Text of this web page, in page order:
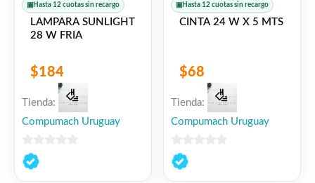
▣ Hasta 12 cuotas sin recargo
LAMPARA SUNLIGHT
28 W FRIA
$184
Tienda:
Compumach Uruguay
0
de
▣ Hasta 12 cuotas sin recargo
CINTA 24 W X 5 MTS
$68
Tienda:
Compumach Uruguay
0
de